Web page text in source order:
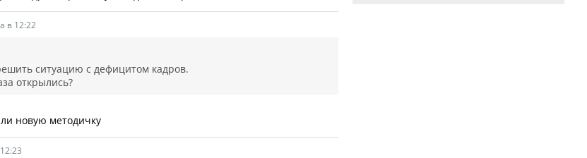
в 12:22
ситуацию с дефицитом кадров.
открылись?
новую методичку